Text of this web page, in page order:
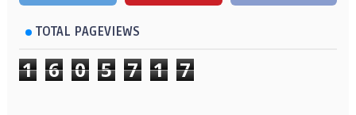
TOTAL PAGEVIEWS
1 6 0 5 7 1 7